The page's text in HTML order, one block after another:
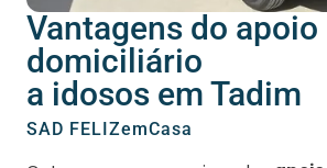
Vantagens do apoio
domiciliário
a idosos em Tadim
SAD FELIZemCasa